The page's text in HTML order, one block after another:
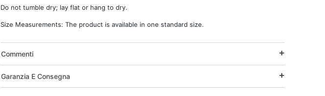
Do not tumble dry; lay flat or hang to dry.
Size Measurements: The product is available in one standard size.
Commenti
Garanzia E Consegna